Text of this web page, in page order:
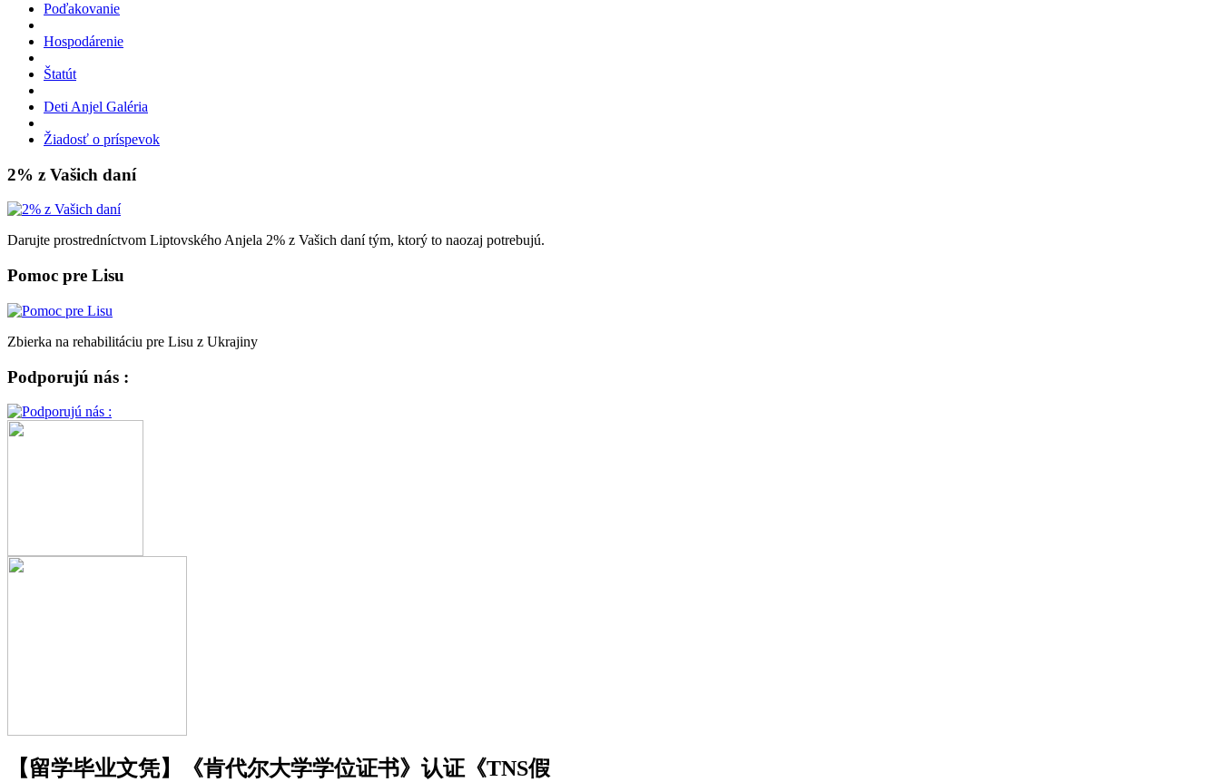
Poďakovanie
Hospodárenie
Štatút
Deti Anjel Galéria
Žiadosť o príspevok
2% z Vašich daní
Darujte prostredníctvom Liptovského Anjela 2% z Vašich daní tým, ktorý to naozaj potrebujú.
Pomoc pre Lisu
Zbierka na rehabilitáciu pre Lisu z Ukrajiny
Podporujú nás :
【留学毕业文凭】《肯代尔大学学位证书》认证《TNS假